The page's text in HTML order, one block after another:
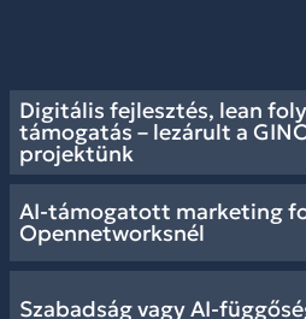
Digitális fejlesztés, lean
támogatás – lezárult a
projektünk
AI-támogatott marketing
Opennetworksnél
Szabadság vagy AI-